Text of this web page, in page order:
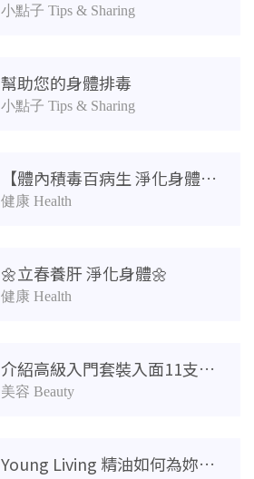
小點子 Tips & Sharing
幫助您的身體排毒
小點子 Tips & Sharing
【體內積毒百病生 淨化身體可養生】
健康 Health
🌼立春養肝 淨化身體🌼
健康 Health
介紹高級入門套裝入面11支精油同V6如何保養我哋嘅肌膚
美容 Beauty
Young Living 精油如何為妳的明亮眼睛保養？